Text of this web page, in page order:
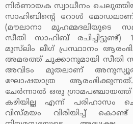
നിര്‍ണായക സ്വാധീനം
സാഹിബിന്റെ റോള്‍ മോഡലാണ്
(മൗലാനാ മുഹമ്മദലിയുടെ
സീതി സാഹിബ്
മുസ്‌ലിം ലീഗ് പ്രസ്ഥാനം
അമരത്ത് ചുക്കാനുമായി സീതി
അവിടം മുതലാണ്
ഘോഷയാത്ര
ചേര്‍ന്നാല്‍ ഒരു
കഴിയില്ല എന്ന് പരിഹാസം
വിസ്മയം വിരിയിച്ച്